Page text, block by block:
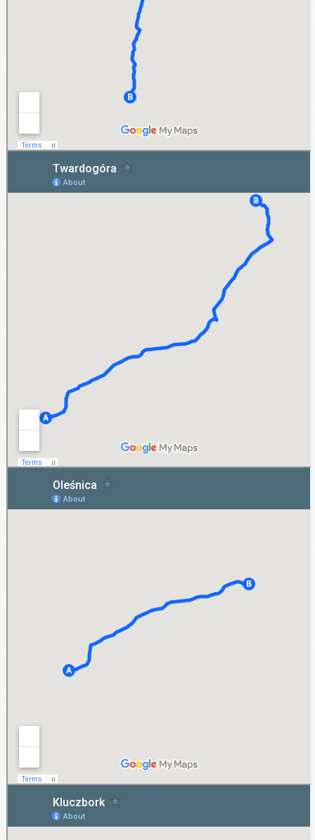
Teraz opcja wynajmu długoterminowego samochodów jest także dostępna dla klientów z
miasta, jakim jest Twardogóra. Bez względu na to, czy ktoś w Twardogórze chce
wypożyczyć pojazd dla celów prywatnych czy firmowych, może dokonać rezerwacji
wybranego auta nawet na kilka tygodni.
Oferta wynajmu długoterminowego samochodów skierowana jest także do grona
klientów z miasta Oleśnica. Realizujemy tu nasze usługi w zakresie wypożyczania
pojazdów osobowych oraz busów dostawczych. Zapraszamy wszystkich
zainteresowanych z Oleśnicy do zapoznania się z warunkami oferty.
długoterminowego samochodów dostawczych lub osobowych. W przypadku krótszego
wypożyczenia auta, zamiast w Kluczborku możesz zwrócić je w jednym z oddziałów
naszej firmy, działającym w innym mieście.